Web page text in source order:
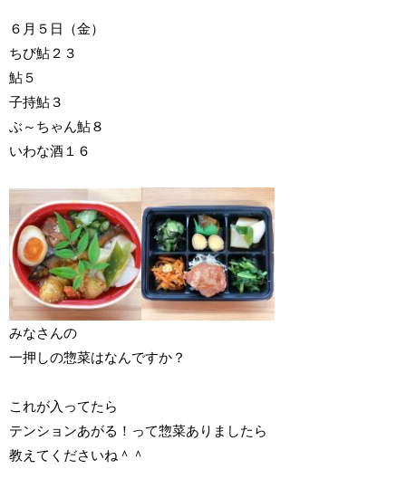
６月５日（金）
ちび鮎２３
鮎５
子持鮎３
ぶ～ちゃん鮎８
いわな酒１６
みなさんの
一押しの惣菜はなんですか？
これが入ってたら
テンションあがる！って惣菜ありましたら
教えてくださいね＾＾